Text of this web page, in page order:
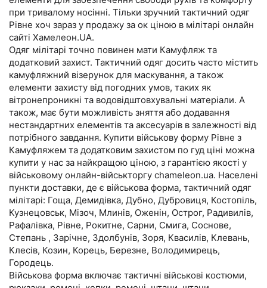
при тривалому носінні. Тільки зручний тактичний одяг
Рівне хоч зараз у продажу за ок ціною в мілітарі онлайн
сайті Хамелеон.UA.
Одяг мілітарі точно повинен мати Камуфляж та
додатковий захист. Тактичний одяг досить часто містить
камуфляжний візерунок для маскування, а також
елементи захисту від погодних умов, таких як
вітронепроникні та водовідштовхувальні матеріали. А
також, має бути можливість зняття або додавання
нестандартних елементів та аксесуарів в залежності від
потрібного завдання. Купити військову форму Рівне з
Камуфляжем та додатковим захистом по гуд ціні можна
купити у нас за найкращою ціною, з гарантією якості у
військовому онлайн-військторгу chameleon.ua. Населені
пункти доставки, де є військова форма, тактичний одяг
мілітарі: Гоща, Демидівка, Дубно, Дубровиця, Костопіль,
Кузнецовськ, Мізоч, Млинів, Оженін, Острог, Радивилів,
Рафалівка, Рівне, Рокитне, Сарни, Смига, Соснове,
Степань , Зарічне, Здолбунів, Зоря, Квасилів, Клевань,
Клесів, Козин, Корець, Березне, Володимирець,
Городець.
Військова форма включає тактичні військові костюми,